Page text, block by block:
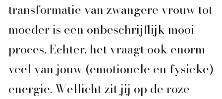
transformatie van zwangere vrouw tot
moeder is een onbeschrijflijk mooi
proces. Echter, het vraagt ook enorm
veel van jouw (emotionele en fysieke)
energie. Wellicht zit jij op de roze